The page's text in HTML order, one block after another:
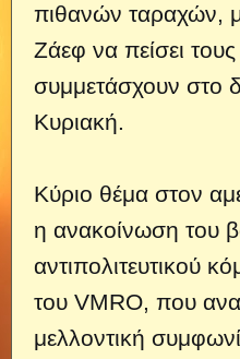
πιθανών ταραχών,
Ζάεφ να πείσει
συμμετάσχουν στο
Κυριακή.
Κύριο θέμα στον
η ανακοίνωση του
αντιπολιτευτικού
του VMRO, που
μελλοντική